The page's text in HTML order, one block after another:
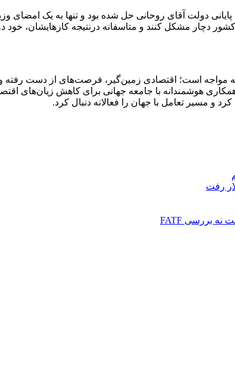
دولت آقای روحانی حل شده بود و تنها به یک امضای
دچار مشکل کنند و متاسفانه درنتیجه کارهایشان،
همکاری هوشمندانه با جامعه جهانی برای کاهش
و مسیر تعامل با جهان را فعالانه دنبال کرد.